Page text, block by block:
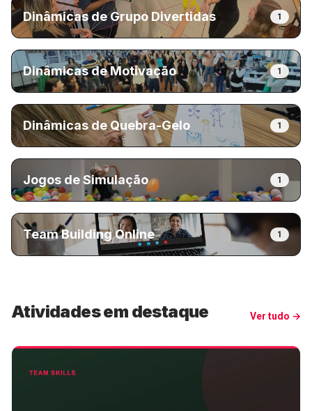
Dinâmicas de Grupo Divertidas 1
Dinâmicas de Motivação 1
Dinâmicas de Quebra-Gelo 1
Jogos de Simulação 1
Team Building Online 1
Atividades em destaque Ver tudo →